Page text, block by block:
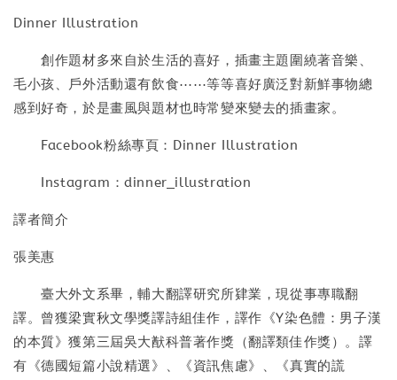
Dinner Illustration
創作題材多來自於生活的喜好，插畫主題圍繞著音樂、
毛小孩、戶外活動還有飲食⋯⋯等等喜好廣泛對新鮮事物總
感到好奇，於是畫風與題材也時常變來變去的插畫家。
Facebook粉絲專頁：Dinner Illustration
Instagram：dinner_illustration
譯者簡介
張美惠
臺大外文系畢，輔大翻譯研究所肄業，現從事專職翻
譯。曾獲梁實秋文學獎譯詩組佳作，譯作《Y染色體：男子漢
的本質》獲第三屆吳大猷科普著作獎（翻譯類佳作獎）。譯
有《德國短篇小說精選》、《資訊焦慮》、《真實的謊